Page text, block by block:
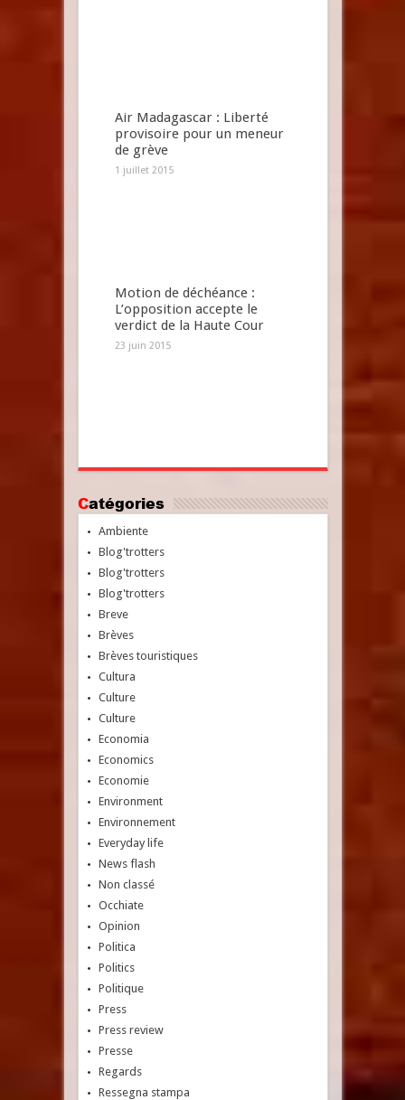
Air Madagascar : Liberté
provisoire pour un meneur
de grève
1 juillet 2015
Motion de déchéance :
L’opposition accepte le
verdict de la Haute Cour
23 juin 2015
Catégories
Ambiente
Blog'trotters
Blog'trotters
Blog'trotters
Breve
Brèves
Brèves touristiques
Cultura
Culture
Culture
Economia
Economics
Economie
Environment
Environnement
Everyday life
News flash
Non classé
Occhiate
Opinion
Politica
Politics
Politique
Press
Press review
Presse
Regards
Ressegna stampa